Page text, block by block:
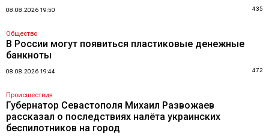
08.08.2026 19:50 435
Общество
В России могут появиться пластиковые денежные
банкноты
08.08.2026 19:44 472
Происшествия
Губернатор Севастополя Михаил Развожаев
рассказал о последствиях налёта украинских
беспилотников на город